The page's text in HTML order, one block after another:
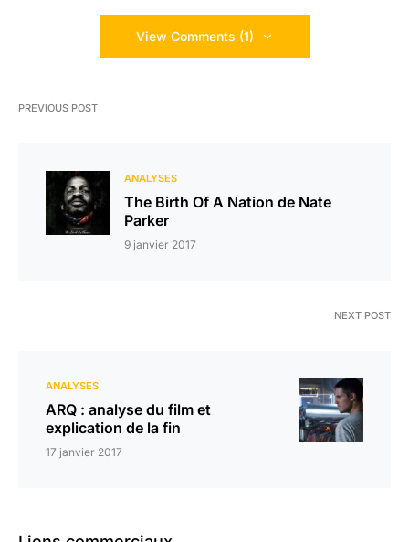
View Comments (1)
PREVIOUS POST
ANALYSES
The Birth Of A Nation de Nate
Parker
9 janvier 2017
NEXT POST
ANALYSES
ARQ : analyse du film et
explication de la fin
17 janvier 2017